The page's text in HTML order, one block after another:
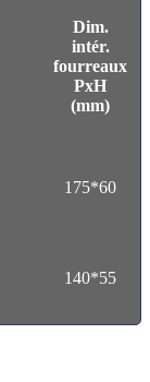
Dim.
intér.
fourreaux
PxH
(mm)
175*60
140*55